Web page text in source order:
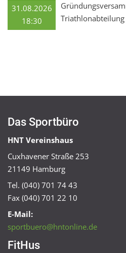
31.08.2026
18:30
Triathlonabteilung
Das Sportbüro
HNT Vereinshaus
Cuxhavener Straße 253
21149 Hamburg
Tel. (040) 701 74 43
Fax (040) 701 22 10
E-Mail:
sportbuero@hntonline.de
FitHus